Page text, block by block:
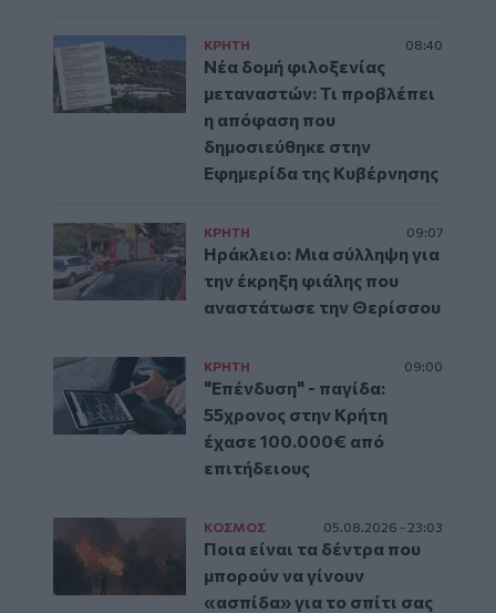
ΚΡΗΤΗ 08:40
Νέα δομή φιλοξενίας
μεταναστών: Τι προβλέπει
η απόφαση που
δημοσιεύθηκε στην
Εφημερίδα της Κυβέρνησης
ΚΡΗΤΗ 09:07
Ηράκλειο: Μια σύλληψη για
την έκρηξη φιάλης που
αναστάτωσε την Θερίσσου
ΚΡΗΤΗ 09:00
"Επένδυση" - παγίδα:
55χρονος στην Κρήτη
έχασε 100.000€ από
επιτήδειους
ΚΟΣΜΟΣ 05.08.2026 - 23:03
Ποια είναι τα δέντρα που
μπορούν να γίνουν
«ασπίδα» για το σπίτι σας